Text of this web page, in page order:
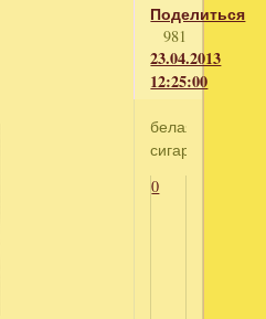
Поделиться
981
23.04.2013
12:25:00
белая
сигарета
0